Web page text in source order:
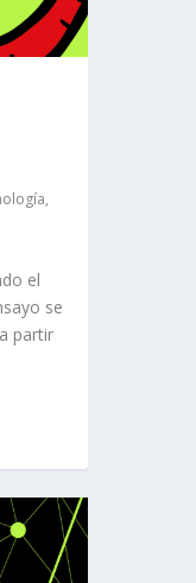
,
el
se
partir